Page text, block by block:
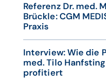
Referenz Dr. med.
Brückle: CGM
Praxis
Interview: Wie die
med. Tilo
profitiert